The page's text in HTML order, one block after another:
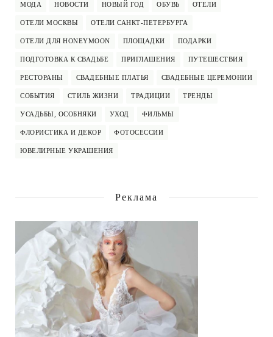
МОДА НОВОСТИ НОВЫЙ ГОД ОБУВЬ ОТЕЛИ
ОТЕЛИ МОСКВЫ ОТЕЛИ САНКТ-ПЕТЕРБУРГА
ОТЕЛИ ДЛЯ HONEYMOON ПЛОЩАДКИ ПОДАРКИ
ПОДГОТОВКА К СВАДЬБЕ ПРИГЛАШЕНИЯ ПУТЕШЕСТВИЯ
РЕСТОРАНЫ СВАДЕБНЫЕ ПЛАТЬЯ СВАДЕБНЫЕ ЦЕРЕМОНИИ
СОБЫТИЯ СТИЛЬ ЖИЗНИ ТРАДИЦИИ ТРЕНДЫ
УСАДЬБЫ, ОСОБНЯКИ УХОД ФИЛЬМЫ
ФЛОРИСТИКА И ДЕКОР ФОТОСЕССИИ
ЮВЕЛИРНЫЕ УКРАШЕНИЯ
Реклама